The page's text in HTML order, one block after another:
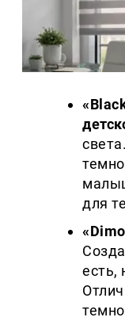
для
есть,